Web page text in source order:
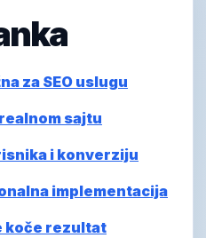
za SEO uslugu
sajtu
i konverziju
implementacija
koče rezultat